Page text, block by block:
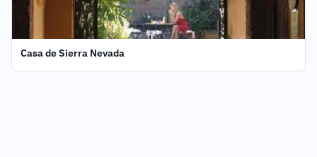
Casa de Sierra Nevada